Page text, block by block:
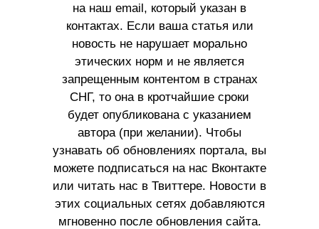
на наш email, который указан в
контактах. Если ваша статья или
новость не нарушает морально
этических норм и не является
запрещенным контентом в странах
СНГ, то она в кротчайшие сроки
будет опубликована с указанием
автора (при желании). Чтобы
узнавать об обновлениях портала, вы
можете подписаться на нас Вконтакте
или читать нас в Твиттере. Новости в
этих социальных сетях добавляются
мгновенно после обновления сайта.